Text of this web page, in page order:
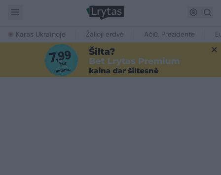
Karas Ukrainoje Žalioji erdvė Ačiū, Prezidente